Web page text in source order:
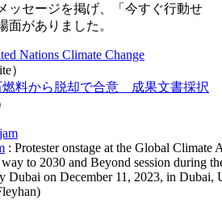
ッセージを掲げ、「今すぐ行動せ
面がありました。
Nations Climate Change
）
燃料から脱却で合意 成果文書採択
: Protester onstage at the Global
to 2030 and Beyond session during
Dubai on December 11, 2023, in Dubai,